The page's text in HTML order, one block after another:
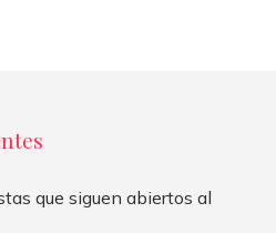
que siguen abiertos al